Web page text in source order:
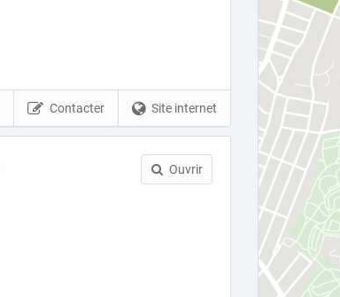
Site internet
Contacter
Ouvrir